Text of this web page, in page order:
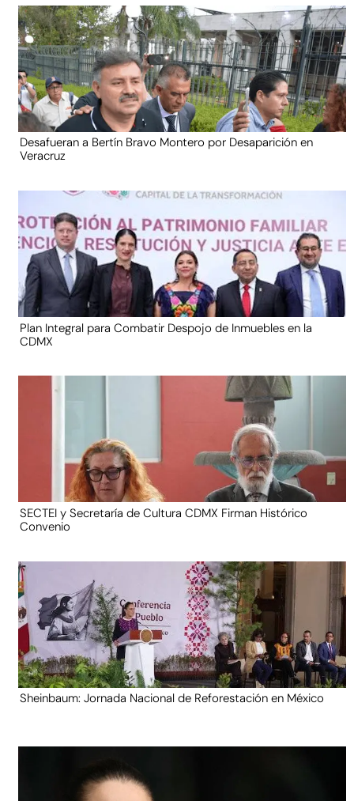
Desafueran a Bertín Bravo Montero por Desaparición en
Veracruz
Plan Integral para Combatir Despojo de Inmuebles en la
CDMX
SECTEI y Secretaría de Cultura CDMX Firman Histórico
Convenio
Sheinbaum: Jornada Nacional de Reforestación en México